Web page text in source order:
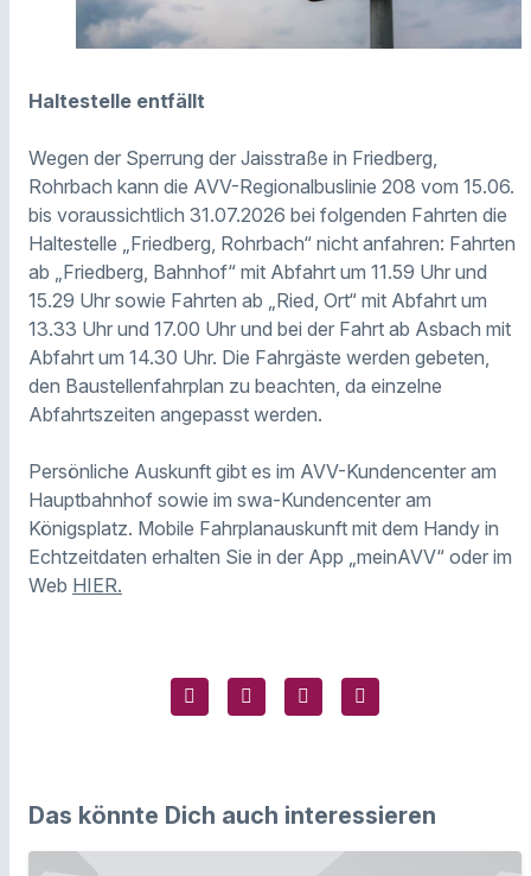
Haltestelle entfällt
Wegen der Sperrung der Jaisstraße in Friedberg,
Rohrbach kann die AVV-Regionalbuslinie 208 vom 15.06.
bis voraussichtlich 31.07.2026 bei folgenden Fahrten die
Haltestelle „Friedberg, Rohrbach“ nicht anfahren: Fahrten
ab „Friedberg, Bahnhof“ mit Abfahrt um 11.59 Uhr und
15.29 Uhr sowie Fahrten ab „Ried, Ort“ mit Abfahrt um
13.33 Uhr und 17.00 Uhr und bei der Fahrt ab Asbach mit
Abfahrt um 14.30 Uhr. Die Fahrgäste werden gebeten,
den Baustellenfahrplan zu beachten, da einzelne
Abfahrtszeiten angepasst werden.
Persönliche Auskunft gibt es im AVV-Kundencenter am
Hauptbahnhof sowie im swa-Kundencenter am
Königsplatz. Mobile Fahrplanauskunft mit dem Handy in
Echtzeitdaten erhalten Sie in der App „meinAVV“ oder im
Web HIER.
Das könnte Dich auch interessieren